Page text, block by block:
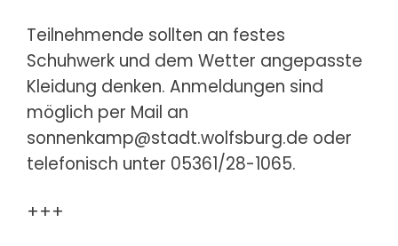
Teilnehmende sollten an festes
Schuhwerk und dem Wetter angepasste
Kleidung denken. Anmeldungen sind
möglich per Mail an
sonnenkamp@stadt.wolfsburg.de oder
telefonisch unter 05361/28-1065.
+++